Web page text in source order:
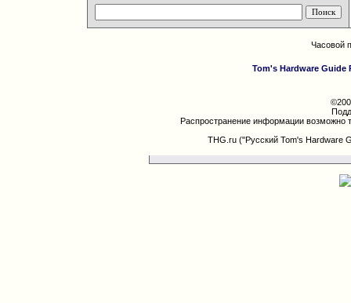
Часовой
Tom's Hardware Guide
Распространение информации возможно
THG.ru ("Русский Tom's Hardware